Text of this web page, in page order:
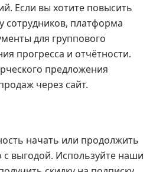
Если вы хотите повысить
сотрудников, платформа
для группового
прогресса и отчётности.
предложения
через сайт.
начать или продолжить
с выгодой. Используйте наши